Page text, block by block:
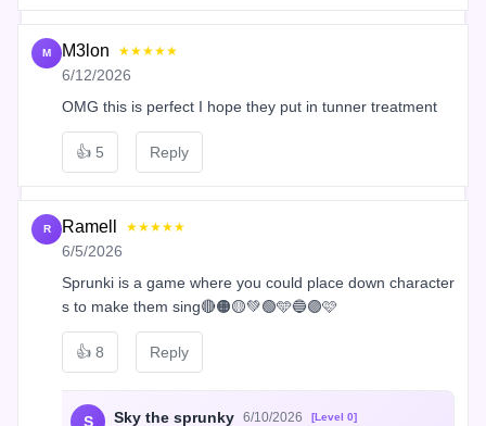
M M3lon ★★★★★
6/12/2026
OMG this is perfect I hope they put in tunner treatment
👍 5 Reply
R Ramell ★★★★★
6/5/2026
Sprunki is a game where you could place down character
s to make them sing🔴🟠🟡💚🟢🩵🔵🟣🩷
👍 8 Reply
S Sky the sprunky 6/10/2026 [Level 0]